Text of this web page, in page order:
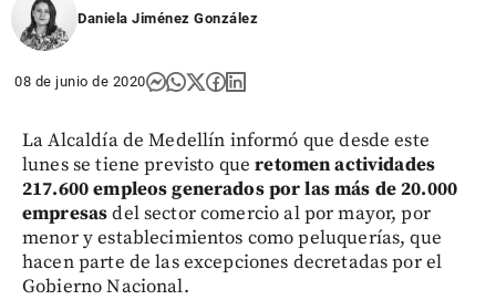
Daniela Jiménez González
08 de junio de 2020
La Alcaldía de Medellín informó que desde este
lunes se tiene previsto queretomen actividades
217.600 empleos generados por las más de 20.000
empresasdel sector comercio al por mayor, por
menor y establecimientos como peluquerías, que
hacen parte de las excepciones decretadas por el
Gobierno Nacional.